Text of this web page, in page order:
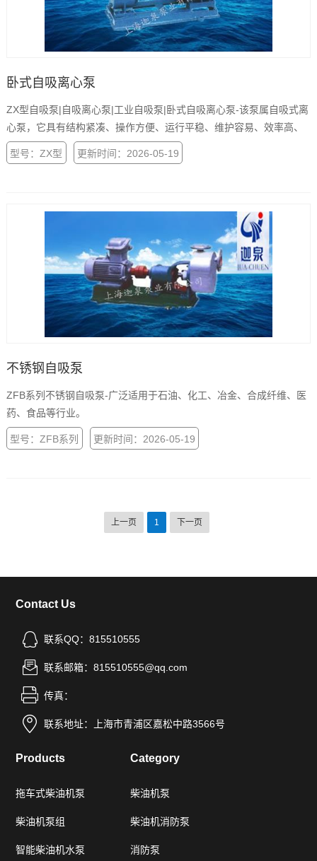
卧式自吸离心泵
ZX型自吸泵|自吸离心泵|工业自吸泵|卧式自吸离心泵-该泵属自吸式离
心泵，它具有结构紧凑、操作方便、运行平稳、维护容易、效率高、
寿命长，并有较强的自吸能力等优点。
型号：ZX型 更新时间：2026-05-19
不锈钢自吸泵
ZFB系列不锈钢自吸泵-广泛适用于石油、化工、冶金、合成纤维、医
药、食品等行业。
型号：ZFB系列 更新时间：2026-05-19
上一页 1 下一页
Contact Us
联系QQ：815510555
联系邮箱：815510555@qq.com
传真：
联系地址：上海市青浦区嘉松中路3566号
Products
拖车式柴油机泵
柴油机泵组
智能柴油机水泵
Category
柴油机泵
柴油机消防泵
消防泵